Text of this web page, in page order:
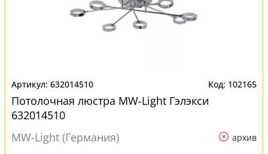
632014510 102165
Потолочная люстра MW-Light Гэлэкси
632014510
MW-Light (Германия)
архив